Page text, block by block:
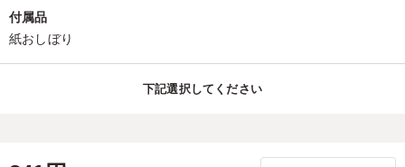
付属品
紙おしぼり
下記選択してください